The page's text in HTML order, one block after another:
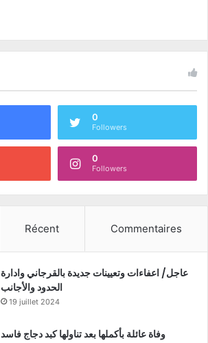
0
Followers
0
Followers
Récent Commentaires
عاجل/ اعفاءات وتعيينات جديدة بالقرجاني وادارة
الحدود والأجانب
19 juillet 2024
وفاة عائلة بأكملها بعد تناولها كبد دجاج فاسد